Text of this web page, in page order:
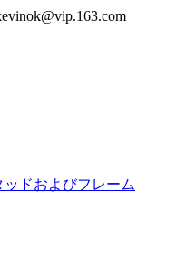
ドおよびフレーム